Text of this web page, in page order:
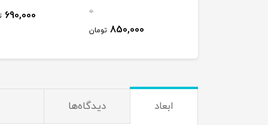
0
850,000 تومان
690,000
ابعاد دیدگاه‌ها